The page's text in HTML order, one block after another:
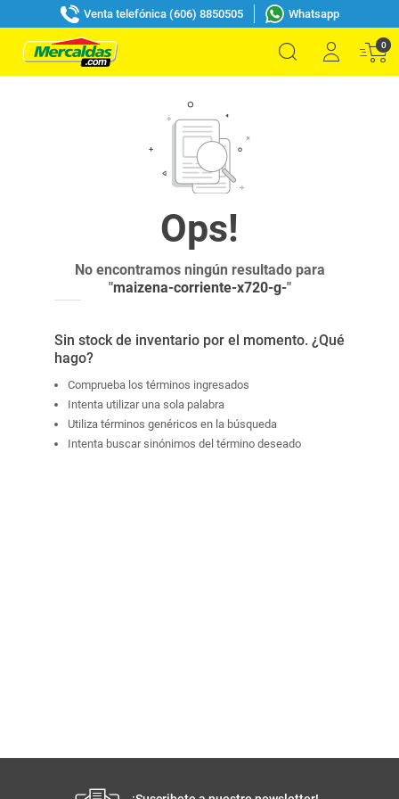
Venta telefónica (606) 8850505 Whatsapp
0
No encontramos ningún resultado para
"maizena-corriente-x720-g-"
Sin stock de inventario por el momento. ¿Qué
hago?
Comprueba los términos ingresados
Intenta utilizar una sola palabra
Utiliza términos genéricos en la búsqueda
Intenta buscar sinónimos del término deseado